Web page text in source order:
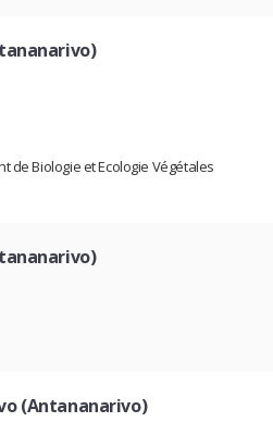
de Biologie et Ecologie Végétales
(Antananarivo)